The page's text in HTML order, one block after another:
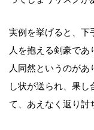
実例を挙げると、下
人を抱える剣豪で
人同然というのがあ
し状が送られ、果し
て、あえなく返り討